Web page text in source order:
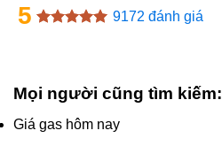
5 9172 đánh giá
Mọi người cũng tìm kiếm:
Giá gas hôm nay